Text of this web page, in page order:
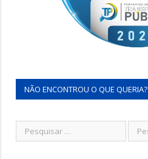
NÃO ENCONTROU O QUE QUERIA?